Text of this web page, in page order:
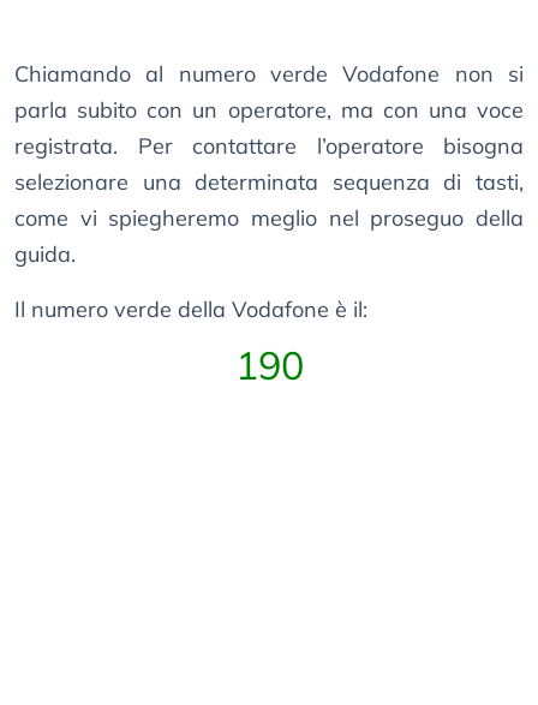
Chiamando al numero verde Vodafone non si
parla subito con un operatore, ma con una voce
registrata. Per contattare l’operatore bisogna
selezionare una determinata sequenza di tasti,
come vi spiegheremo meglio nel proseguo della
guida.
Il numero verde della Vodafone è il:
190